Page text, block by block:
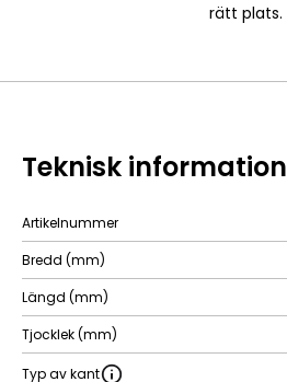
rätt plats.
Teknisk information
Artikelnummer
Bredd (mm)
Längd (mm)
Tjocklek (mm)
Typ av kant